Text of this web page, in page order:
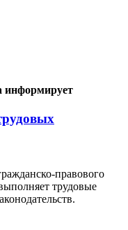
информирует
правового
трудовые